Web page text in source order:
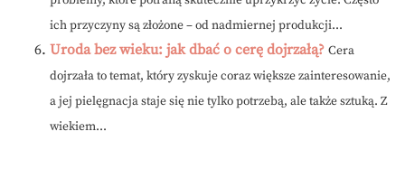
ich przyczyny są złożone – od nadmiernej produkcji...
Uroda bez wieku: jak dbać o cerę dojrzałą? Cera
dojrzała to temat, który zyskuje coraz większe zainteresowanie,
a jej pielęgnacja staje się nie tylko potrzebą, ale także sztuką. Z
wiekiem...